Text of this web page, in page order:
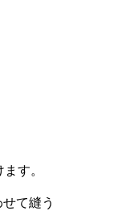
す。
て縫う